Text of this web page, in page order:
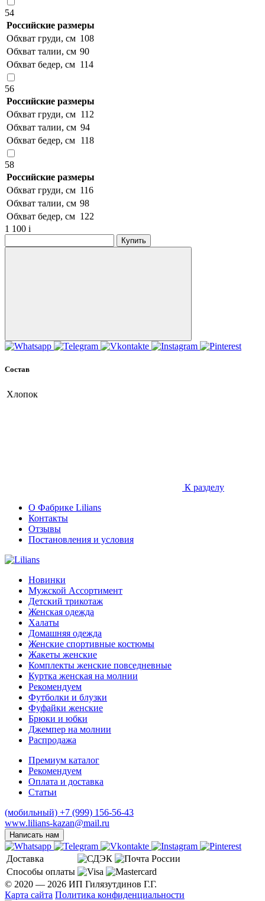
54
Российские размеры
Обхват груди, см 108
Обхват талии, см 90
Обхват бедер, см 114
56
Российские размеры
Обхват груди, см 112
Обхват талии, см 94
Обхват бедер, см 118
58
Российские размеры
Обхват груди, см 116
Обхват талии, см 98
Обхват бедер, см 122
1 100 i
Купить
Состав
Хлопок
К разделу
О Фабрике Lilians
Контакты
Отзывы
Постановления и условия
Новинки
Мужской Ассортимент
Детcкий трикотаж
Женская одежда
Халаты
Домашняя одежда
Женские спортивные костюмы
Жакеты женские
Комплекты женские повседневные
Куртка женская на молнии
Рекомендуем
Футболки и блузки
Фуфайки женские
Брюки и юбки
Джемпер на молнии
Распродажа
Премиум каталог
Рекомендуем
Оплата и доставка
Статьи
(мобильный) +7 (999) 156-56-43
www.lilians-kazan@mail.ru
Написать нам
Доставка
Способы оплаты
© 2020 — 2026 ИП Гилязутдинов Г.Г.
Карта сайта Политика конфиденциальности